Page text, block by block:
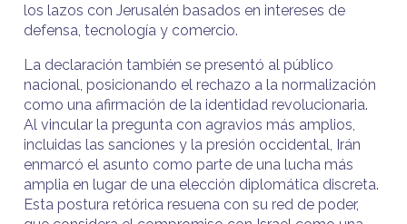
los lazos con Jerusalén basados en intereses de
defensa, tecnología y comercio.
La declaración también se presentó al público
nacional, posicionando el rechazo a la normalización
como una afirmación de la identidad revolucionaria.
Al vincular la pregunta con agravios más amplios,
incluidas las sanciones y la presión occidental, Irán
enmarcó el asunto como parte de una lucha más
amplia en lugar de una elección diplomática discreta.
Esta postura retórica resuena con su red de poder,